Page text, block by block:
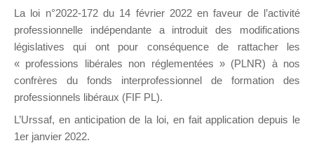
DU
DIRIGEANT
La loi n°2022-172 du 14 février 2022 en faveur de l’activité
professionnelle indépendante a introduit des modifications
législatives qui ont pour conséquence de rattacher les
« professions libérales non réglementées » (PLNR) à nos
confrères du fonds interprofessionnel de formation des
professionnels libéraux (FIF PL).
L’Urssaf, en anticipation de la loi, en fait application depuis le
1er janvier 2022.